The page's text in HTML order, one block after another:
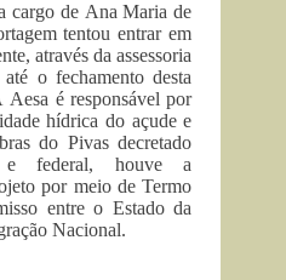
cargo de Ana Maria de
tentou entrar em
através da assessoria
o fechamento desta
é responsável por
hídrica do açude e
do Pivas decretado
e federal, houve a
por meio de Termo
entre o Estado da
Nacional.